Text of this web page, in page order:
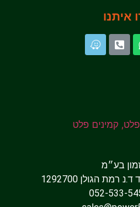
איתנו
בע״מ
הגולן 1292700